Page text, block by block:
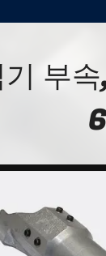
부